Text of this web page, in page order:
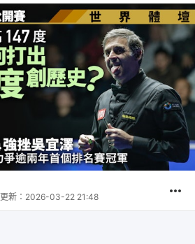
更新： 2026-03-22 21:48